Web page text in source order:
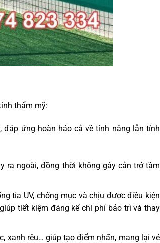
thẩm mỹ:
đáp ứng hoàn hảo cả về tính năng lẫn tính
ra ngoài, đồng thời không gây cản trở tầm
tia UV, chống mục và chịu được điều kiện
giúp tiết kiệm đáng kể chi phí bảo trì và thay
xanh rêu… giúp tạo điểm nhấn, mang lại vẻ